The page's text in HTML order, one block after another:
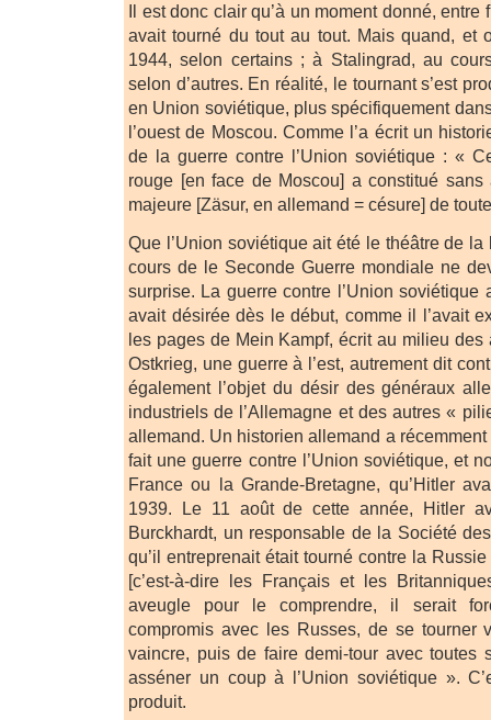
Il est donc clair qu’à un moment donné, entre
avait tourné du tout au tout. Mais quand, et
1944, selon certains ; à Stalingrad, au
selon d’autres. En réalité, le tournant s’est
en Union soviétique, plus spécifiquement
l’ouest de Moscou. Comme l’a écrit un
de la guerre contre l’Union soviétique : «
rouge [en face de Moscou] a constitué
majeure [Zäsur, en allemand = césure] de
Que l’Union soviétique ait été le théâtre de
cours de le Seconde Guerre mondiale ne
surprise. La guerre contre l’Union soviétique
avait désirée dès le début, comme il l’avait
les pages de Mein Kampf, écrit au milieu des
Ostkrieg, une guerre à l’est, autrement dit
également l’objet du désir des généraux
industriels de l’Allemagne et des autres «
allemand. Un historien allemand a récemment
fait une guerre contre l’Union soviétique, et
France ou la Grande-Bretagne, qu’Hitler
1939. Le 11 août de cette année, Hitler
Burckhardt, un responsable de la Société
qu’il entreprenait était tourné contre la
[c’est-à-dire les Français et les
aveugle pour le comprendre, il serait
compromis avec les Russes, de se tourner
vaincre, puis de faire demi-tour avec toutes
asséner un coup à l’Union soviétique ».
produit.